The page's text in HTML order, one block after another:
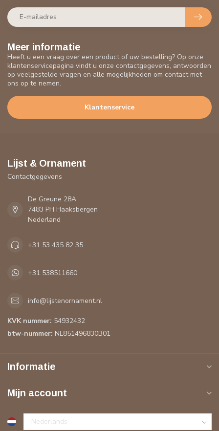
Meer informatie
Heeft u een vraag over een product of uw bestelling? Op onze
klantenservicepagina vindt u onze contactgegevens, antwoorden
op veelgestelde vragen en alle mogelijkheden om contact met
ons op te nemen.
Klantenservice
Lijst & Ornament
Contactgegevens
De Greune 28A
7483 PH Haaksbergen
Nederland
+31 53 435 82 35
+31 538511660
info@lijstenornament.nl
KVK nummer: 54932432
btw-nummer: NL851496830B01
Informatie
Mijn account